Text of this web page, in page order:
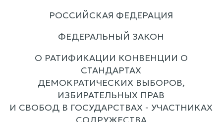
РОССИЙСКАЯ ФЕДЕРАЦИЯ
ФЕДЕРАЛЬНЫЙ ЗАКОН
О РАТИФИКАЦИИ КОНВЕНЦИИ О
СТАНДАРТАХ
ДЕМОКРАТИЧЕСКИХ ВЫБОРОВ,
ИЗБИРАТЕЛЬНЫХ ПРАВ
И СВОБОД В ГОСУДАРСТВАХ - УЧАСТНИКАХ